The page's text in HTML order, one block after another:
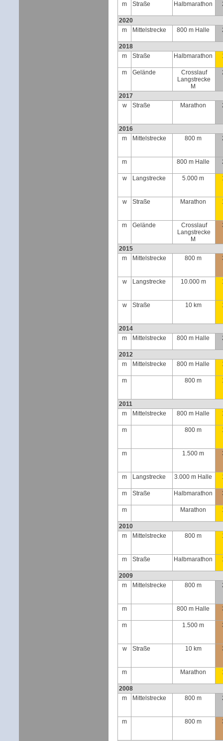
m
Straße Halbmarathon
2020
m
Mittelstrecke 800 m Halle
2018
m
Straße Halbmarathon
m Gelände
Crosslauf
Langstrecke
M
2017
w
Straße Marathon
2016
m
Mittelstrecke 800 m
m 800 m Halle
w Langstrecke 5.000 m
w Straße Marathon
m Gelände
Crosslauf
Langstrecke
M
2015
m
Mittelstrecke 800 m
w Langstrecke 10.000 m
w Straße 10 km
2014
m
Mittelstrecke 800 m Halle
2012
m
Mittelstrecke 800 m Halle
m 800 m
2011
m
Mittelstrecke 800 m Halle
m 800 m
m 1.500 m
m Langstrecke 3.000 m Halle
m Straße Halbmarathon
m Marathon
2010
m
Mittelstrecke 800 m
m Straße Halbmarathon
2009
m
Mittelstrecke 800 m
m 800 m Halle
m 1.500 m
w Straße 10 km
m Marathon
2008
m
Mittelstrecke 800 m
m 800 m